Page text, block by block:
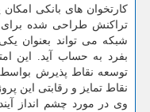
کارتخوان های بانکی
تراکنش طراحی شده برای
شبکه می تواند بعنوان
بفرد به حساب آید. این
توسعه نقاط پذیرش
نقاط تمایز و رقابتی این
وی در مورد چشم انداز